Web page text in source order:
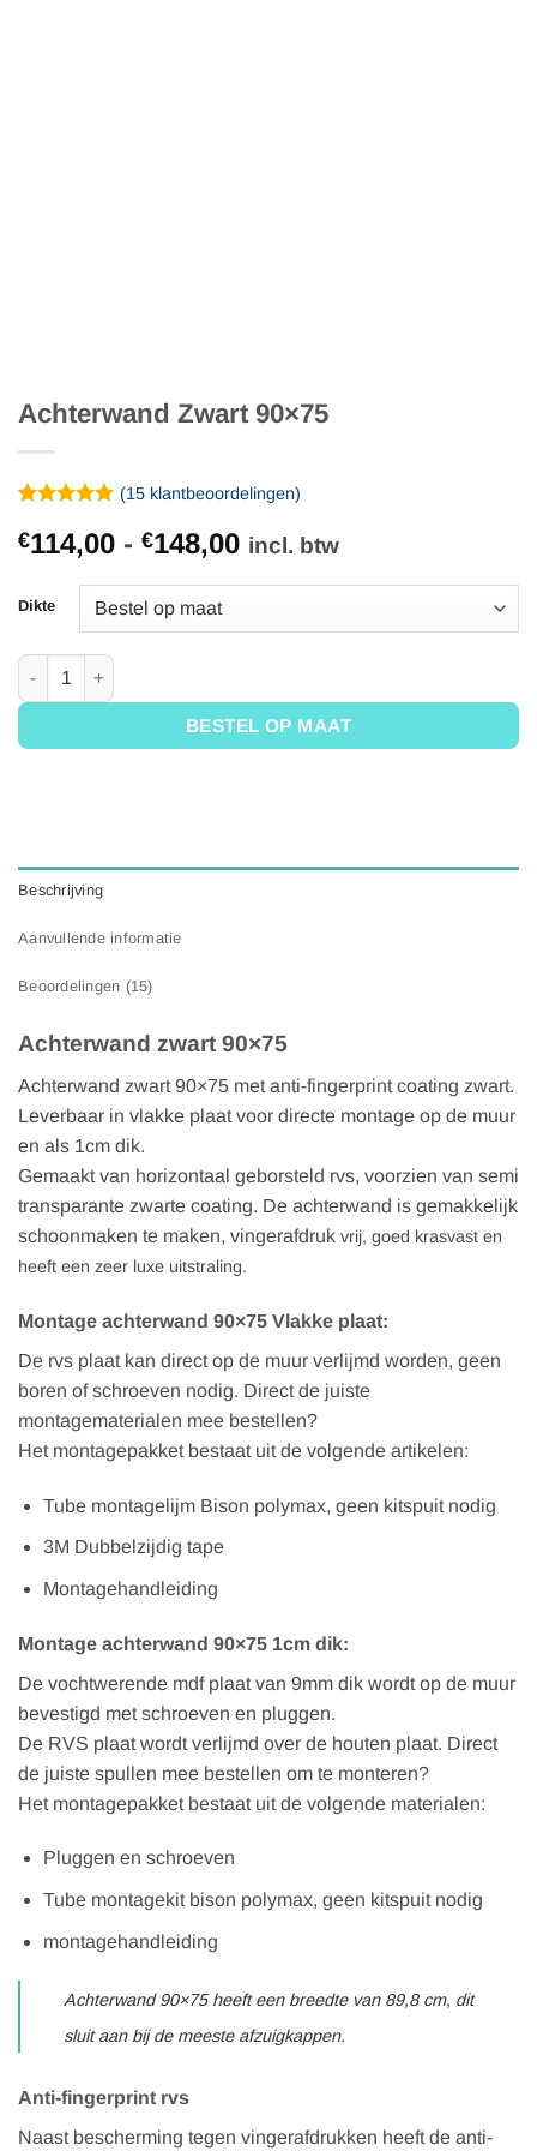
Achterwand Zwart 90×75
5op 5
gebaseerd
klantbeoordelingen
(15klantbeoordelingen)
€114,00 - €148,00Prijsklasse:
€148,00
incl. btw
Dikte
Achterwand Zwart 90x75 aantal
BESTEL OP MAAT
Beschrijving
Aanvullende informatie
Beoordelingen (15)
Achterwand zwart 90×75
Achterwand zwart 90×75 met anti-fingerprint coating zwart.
Leverbaar in vlakke plaat voor directe montage op de muur
en als 1cm dik.
Gemaakt van horizontaal geborsteld rvs, voorzien van semi
transparante zwarte coating. De achterwand is gemakkelijk
schoonmaken te maken, vingerafdruk vrij, goed krasvast en
heeft een zeer luxe uitstraling.
Montage achterwand 90×75 Vlakke plaat:
De rvs plaat kan direct op de muur verlijmd worden, geen
boren of schroeven nodig. Direct de juiste
montagematerialen mee bestellen?
Het montagepakket bestaat uit de volgende artikelen:
Tube montagelijm Bison polymax, geen kitspuit nodig
3M Dubbelzijdig tape
Montagehandleiding
Montage achterwand 90×75 1cm dik:
De vochtwerende mdf plaat van 9mm dik wordt op de muur
bevestigd met schroeven en pluggen.
De RVS plaat wordt verlijmd over de houten plaat. Direct
de juiste spullen mee bestellen om te monteren?
Het montagepakket bestaat uit de volgende materialen:
Pluggen en schroeven
Tube montagekit bison polymax, geen kitspuit nodig
montagehandleiding
Achterwand 90×75 heeft een breedte van 89,8 cm, dit
sluit aan bij de meeste afzuigkappen.
Anti-fingerprint rvs
Naast bescherming tegen vingerafdrukken heeft de anti-